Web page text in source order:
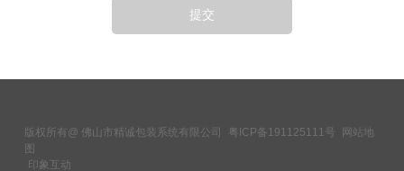
版权所有@ 佛山市精诚包装系统有限公司 粤ICP备191125111号
网站地
图
印象互动